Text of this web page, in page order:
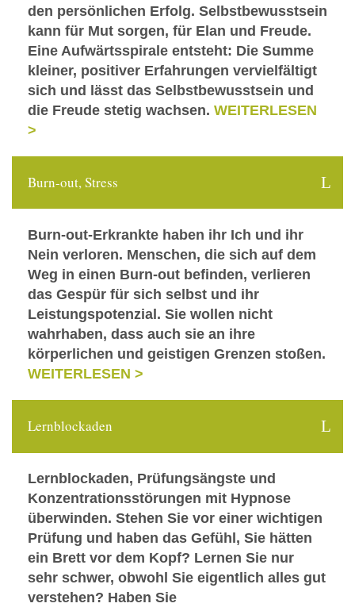
den persönlichen Erfolg. Selbstbewusstsein
kann für Mut sorgen, für Elan und Freude.
Eine Aufwärtsspirale entsteht: Die Summe
kleiner, positiver Erfahrungen vervielfältigt
sich und lässt das Selbstbewusstsein und
die Freude stetig wachsen. WEITERLESEN
>
Burn-out, Stress
Burn-out-Erkrankte haben ihr Ich und ihr
Nein verloren. Menschen, die sich auf dem
Weg in einen Burn-out befinden, verlieren
das Gespür für sich selbst und ihr
Leistungspotenzial. Sie wollen nicht
wahrhaben, dass auch sie an ihre
körperlichen und geistigen Grenzen stoßen.
WEITERLESEN >
Lernblockaden
Lernblockaden, Prüfungsängste und
Konzentrationsstörungen mit Hypnose
überwinden. Stehen Sie vor einer wichtigen
Prüfung und haben das Gefühl, Sie hätten
ein Brett vor dem Kopf? Lernen Sie nur
sehr schwer, obwohl Sie eigentlich alles gut
verstehen? Haben Sie